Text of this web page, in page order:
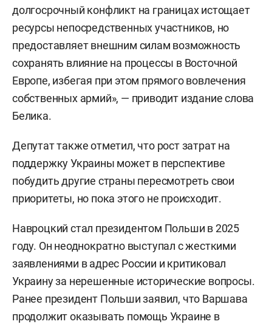
долгосрочный конфликт на границах истощает
ресурсы непосредственных участников, но
предоставляет внешним силам возможность
сохранять влияние на процессы в Восточной
Европе, избегая при этом прямого вовлечения
собственных армий», — приводит издание слова
Белика.
Депутат также отметил, что рост затрат на
поддержку Украины может в перспективе
побудить другие страны пересмотреть свои
приоритеты, но пока этого не происходит.
Навроцкий стал президентом Польши в 2025
году. Он неоднократно выступал с жесткими
заявлениями в адрес России и критиковал
Украину за нерешенные исторические вопросы.
Ранее президент Польши заявил, что Варшава
продолжит оказывать помощь Украине в